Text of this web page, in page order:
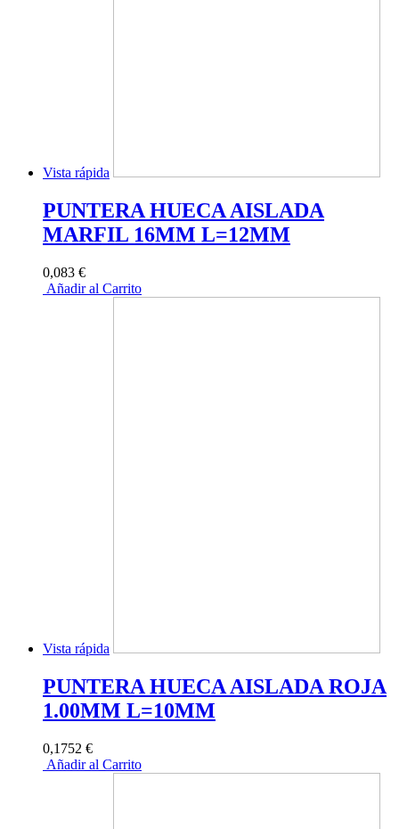
Vista rápida
PUNTERA HUECA AISLADA
MARFIL 16MM L=12MM
0,083 €
Añadir al Carrito
Vista rápida
PUNTERA HUECA AISLADA ROJA
1.00MM L=10MM
0,1752 €
Añadir al Carrito